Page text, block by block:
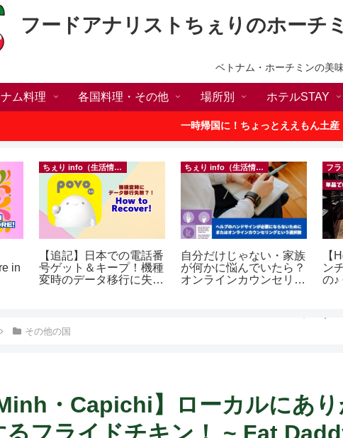
フードアナリストちぇりのホーチ
ベトナム・ホーチミンの美
ム料理 各国料理・その他 場所別 ホテルSTAY
一時帰国に！ちょっとええもん土産
in
ちぇり info（生活情報）
【追記】日本での電話番
号ゲット＆キープ！機種
変時のデータ移行に失敗
ちぇり info（生活情報）
自分だけじゃない・家族
が何かに悩んでいたら？
オンラインカウンセリン
フ
【
ン
の♪
その他の国
・Capichi】ローカルにあ